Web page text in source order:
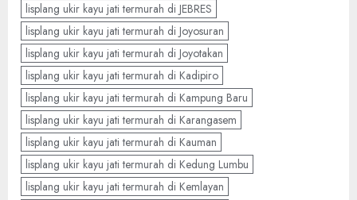
lisplang ukir kayu jati termurah di JEBRES
lisplang ukir kayu jati termurah di Joyosuran
lisplang ukir kayu jati termurah di Joyotakan
lisplang ukir kayu jati termurah di Kadipiro
lisplang ukir kayu jati termurah di Kampung Baru
lisplang ukir kayu jati termurah di Karangasem
lisplang ukir kayu jati termurah di Kauman
lisplang ukir kayu jati termurah di Kedung Lumbu
lisplang ukir kayu jati termurah di Kemlayan